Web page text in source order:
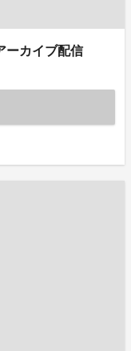
ーカイブ配信